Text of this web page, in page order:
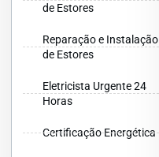
de Estores
Reparação e Instalação
de Estores
Eletricista Urgente 24
Horas
Certificação Energética